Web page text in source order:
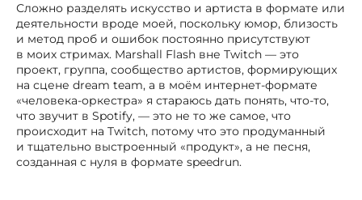
Сложно разделять искусство и артиста в формате или
деятельности вроде моей, поскольку юмор, близость
и метод проб и ошибок постоянно присутствуют
в моих стримах. Marshall Flash вне Twitch — это
проект, группа, сообщество артистов, формирующих
на сцене dream team, а в моём интернет-формате
«человека-оркестра» я стараюсь дать понять, что-то,
что звучит в Spotify, — это не то же самое, что
происходит на Twitch, потому что это продуманный
и тщательно выстроенный «продукт», а не песня,
созданная с нуля в формате speedrun.